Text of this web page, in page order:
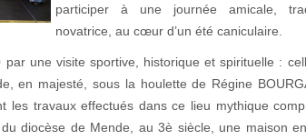
participer à une journée amicale,
novatrice, au cœur d’un été caniculaire.
une visite sportive, historique et spirituelle :
en majesté, sous la houlette de Régine
les travaux effectués dans ce lieu mythique
diocèse de Mende, au 3è siècle, une maison